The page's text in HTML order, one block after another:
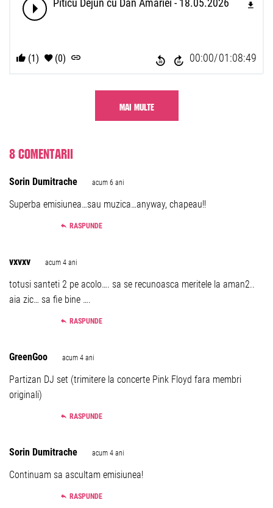
00:00 01:08:49
Piticu Dejun cu Dan Amariei - 18.05.2026
(1) (0)
MAI MULTE
8 comentarii
Sorin Dumitrache acum 6 ani
Superba emisiunea…sau muzica…anyway, chapeau!!
RASPUNDE
vxvxv acum 4 ani
totusi santeti 2 pe acolo…. sa se recunoasca meritele la aman2..
aia zic… sa fie bine ….
RASPUNDE
GreenGoo acum 4 ani
Partizan DJ set (trimitere la concerte Pink Floyd fara membri
originali)
RASPUNDE
Sorin Dumitrache acum 4 ani
Continuam sa ascultam emisiunea!
RASPUNDE